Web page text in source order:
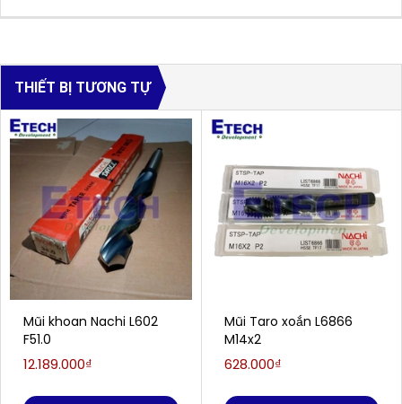
THIẾT BỊ TƯƠNG TỰ
Mũi khoan Nachi L602
F51.0
12.189.000₫
Mũi Taro xoắn L6866
M14x2
628.000₫